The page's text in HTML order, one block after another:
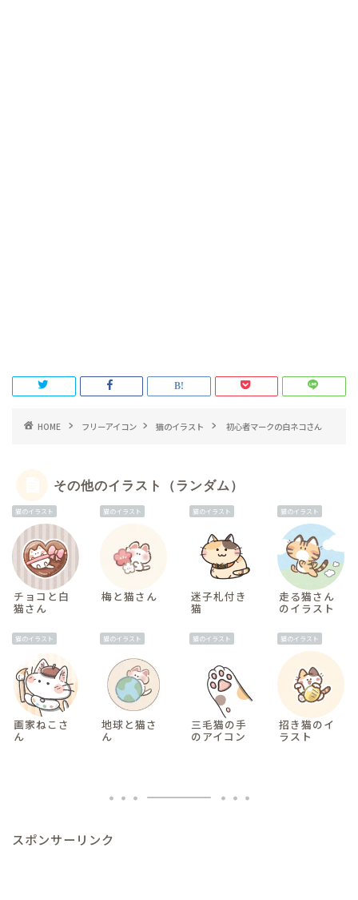
HOME フリーアイコン 猫のイラスト 初心者マークの白ネコさん
その他のイラスト（ランダム）
猫のイラスト
チョコと白
猫さん
猫のイラスト
梅と猫さん
猫のイラスト
迷子札付き
猫
猫のイラスト
走る猫さん
のイラスト
猫のイラスト
画家ねこさ
ん
猫のイラスト
地球と猫さ
ん
猫のイラスト
三毛猫の手
のアイコン
猫のイラスト
招き猫のイ
ラスト
スポンサーリンク